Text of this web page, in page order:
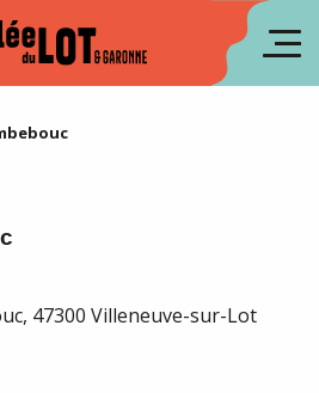
47300 Villeneuve-sur-Lot